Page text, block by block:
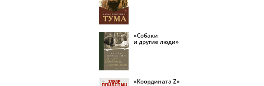
«Собаки
и другие люди»
«Координата Z»